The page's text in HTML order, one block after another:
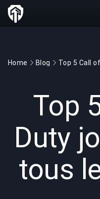
Home Blog
Top
Duty
tous